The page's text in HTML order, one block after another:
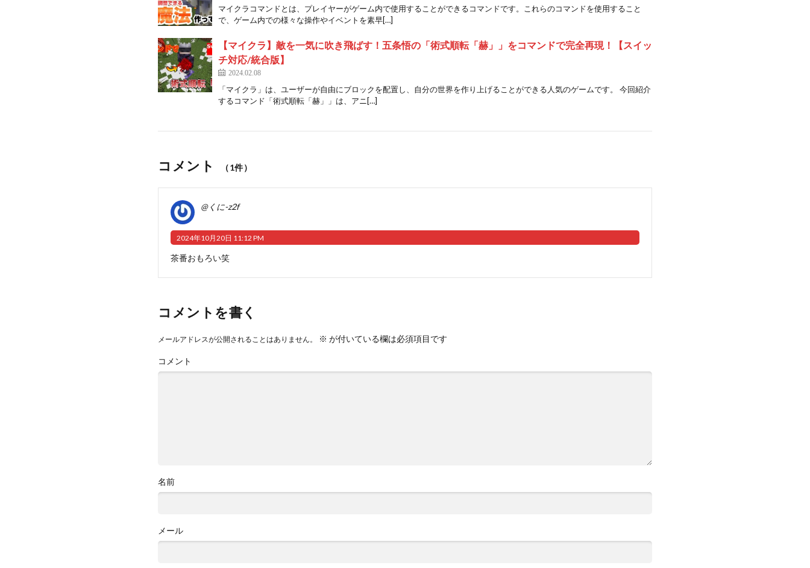
マイクラコマンドとは、プレイヤーがゲーム内で使用することができるコマンドです。これらのコマンドを使用すること
で、ゲーム内での様々な操作やイベントを素早[…]
【マイクラ】敵を一気に吹き飛ばす！五条悟の「術式順転「赫」」をコマンドで完全再現！【スイッ
チ対応/統合版】
2024.02.08
「マイクラ」は、ユーザーが自由にブロックを配置し、自分の世界を作り上げることができる人気のゲームです。 今回紹介
するコマンド「術式順転「赫」」は、アニ[…]
コメント （1件）
@くに-z2f
2024年10月20日 11:12 PM
茶番おもろい笑
コメントを書く
メールアドレスが公開されることはありません。 ※ が付いている欄は必須項目です
コメント
名前
メール